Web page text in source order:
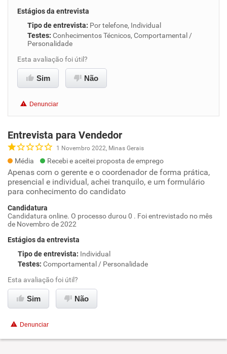
Estágios da entrevista
Tipo de entrevista: Por telefone, Individual
Testes: Conhecimentos Técnicos, Comportamental /
Personalidade
Esta avaliação foi útil?
Sim Não
Denunciar
Entrevista para Vendedor
1 Novembro 2022, Minas Gerais
Média Recebi e aceitei proposta de emprego
Apenas com o gerente e o coordenador de forma prática,
presencial e individual, achei tranquilo, e um formulário
para conhecimento do candidato
Candidatura
Candidatura online. O processo durou 0 . Foi entrevistado no mês
de Novembro de 2022
Estágios da entrevista
Tipo de entrevista: Individual
Testes: Comportamental / Personalidade
Esta avaliação foi útil?
Sim Não
Denunciar